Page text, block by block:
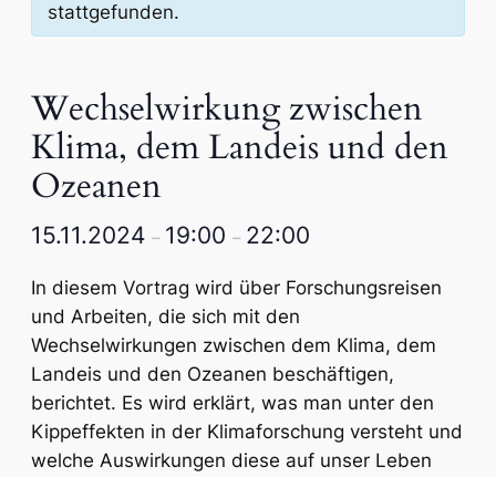
stattgefunden.
Wechselwirkung zwischen
Klima, dem Landeis und den
Ozeanen
15.11.2024 – 19:00 – 22:00
In diesem Vortrag wird über Forschungsreisen
und Arbeiten, die sich mit den
Wechselwirkungen zwischen dem Klima, dem
Landeis und den Ozeanen beschäftigen,
berichtet. Es wird erklärt, was man unter den
Kippeffekten in der Klimaforschung versteht und
welche Auswirkungen diese auf unser Leben